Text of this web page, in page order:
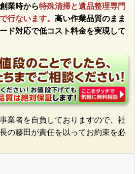
創業時から特殊清掃と遺品整理専門
行ないます。高い作業品質のまま
ド対応で低コスト料金を実現して
業者を自負しておりますので、社
の藤田が責任を以ってお約束を必